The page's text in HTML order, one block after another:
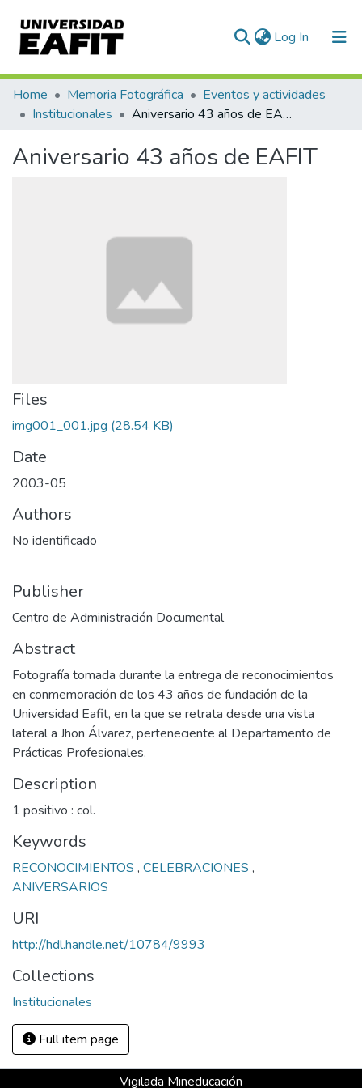
Log In (current)
Communities & Collections
All of DSpace
Statistics
Home Memoria Fotográfica
Eventos y actividades
Institucionales
Aniversario 43 años de EAFIT
Aniversario 43 años de EAFIT
Files
img001_001.jpg (28.54 KB)
Date
2003-05
Authors
No identificado
Publisher
Centro de Administración Documental
Abstract
Fotografía tomada durante la entrega de reconocimientos
en conmemoración de los 43 años de fundación de la
Universidad Eafit, en la que se retrata desde una vista
lateral a Jhon Álvarez, perteneciente al Departamento de
Prácticas Profesionales.
Description
1 positivo : col.
Keywords
RECONOCIMIENTOS , CELEBRACIONES ,
ANIVERSARIOS
URI
http://hdl.handle.net/10784/9993
Collections
Institucionales
Full item page
Vigilada Mineducación